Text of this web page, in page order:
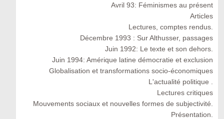
Avril 93: Féminismes au présent
Articles
Lectures, comptes rendus.
Décembre 1993 : Sur Althusser, passages
Juin 1992: Le texte et son dehors.
Juin 1994: Amérique latine démocratie et exclusion
Globalisation et transformations socio-économiques
L'actualité politique .
Lectures critiques
Mouvements sociaux et nouvelles formes de subjectivité.
Présentation.